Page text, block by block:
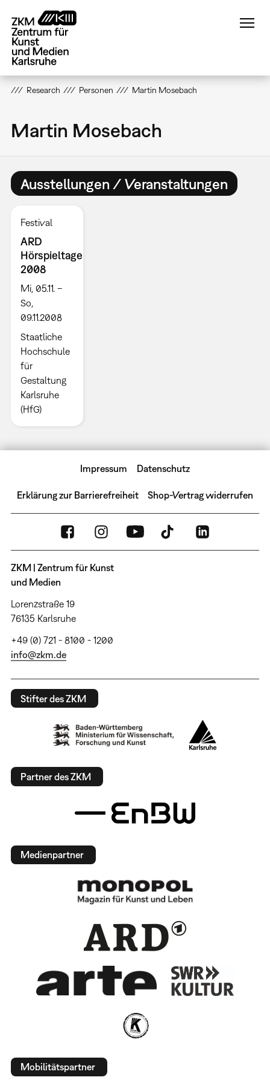
zum
Inhalt
Research Personen Martin Mosebach
Martin Mosebach
Ausstellungen / Veranstaltungen
Festival
ARD
Hörspieltage
2008
Mi, 05.11. –
So,
09.11.2008
Staatliche
Hochschule
für
Gestaltung
Karlsruhe
(HfG)
Impressum Datenschutz
Erklärung zur Barrierefreiheit Shop-Vertrag widerrufen
ZKM | Zentrum für Kunst
und Medien
Lorenzstraße 19
76135 Karlsruhe
+49 (0) 721 - 8100 - 1200
info@zkm.de
Stifter des ZKM
Partner des ZKM
Medienpartner
Mobilitätspartner